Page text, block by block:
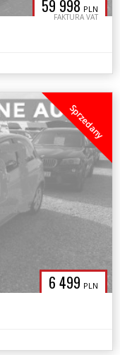
59 998 PLN
FAKTURA VAT
6 499 PLN
Sprzedany